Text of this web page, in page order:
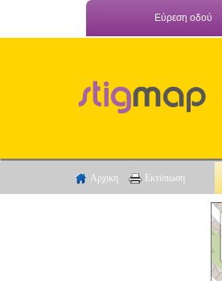
Εύρεση οδού
Αρχικη Εκτύπωση